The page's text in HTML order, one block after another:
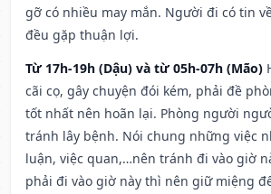
gỡ có nhiều may mắn. Người đi có tin
đều gặp thuận lợi.
Từ 17h-19h (Dậu) và từ 05h-07h (Mão)
cãi cọ, gây chuyện đói kém, phải đề
tốt nhất nên hoãn lại. Phòng người
tránh lây bệnh. Nói chung những việc
luận, việc quan,…nên tránh đi vào giờ
phải đi vào giờ này thì nên giữ miệng